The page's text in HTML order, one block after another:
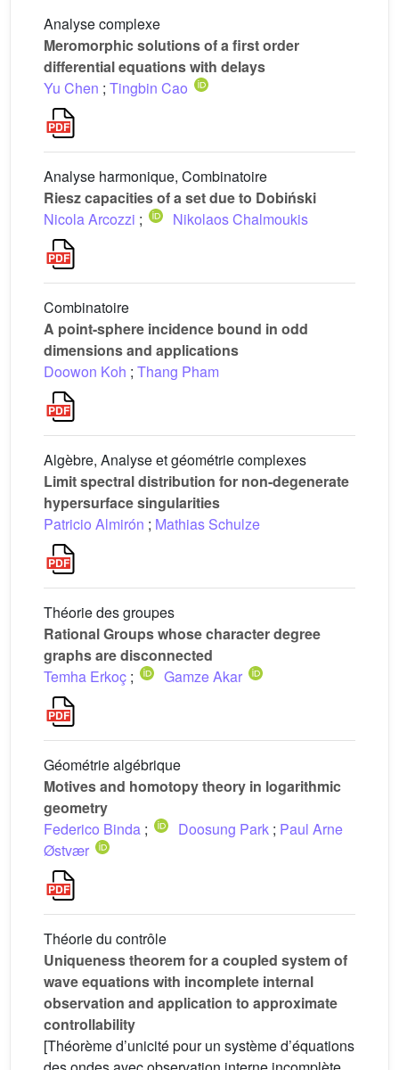
Analyse complexe
Meromorphic solutions of a first order
differential equations with delays
Yu Chen ; Tingbin Cao
Analyse harmonique, Combinatoire
Riesz capacities of a set due to Dobiński
Nicola Arcozzi ; Nikolaos Chalmoukis
Combinatoire
A point-sphere incidence bound in odd
dimensions and applications
Doowon Koh ; Thang Pham
Algèbre, Analyse et géométrie complexes
Limit spectral distribution for non-degenerate
hypersurface singularities
Patricio Almirón ; Mathias Schulze
Théorie des groupes
Rational Groups whose character degree
graphs are disconnected
Temha Erkoç ; Gamze Akar
Géométrie algébrique
Motives and homotopy theory in logarithmic
geometry
Federico Binda ; Doosung Park ; Paul Arne
Østvær
Théorie du contrôle
Uniqueness theorem for a coupled system of
wave equations with incomplete internal
observation and application to approximate
controllability
[Théorème d’unicité pour un système d’équations